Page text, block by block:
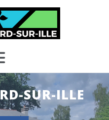
SUR-ILLE